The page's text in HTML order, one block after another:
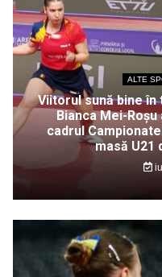
ALTE
Viitorul sună bine în
Bianca Mei-
cadrul
masă U21